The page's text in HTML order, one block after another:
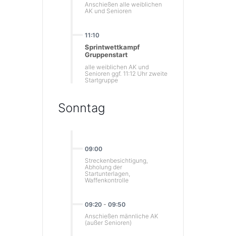
Anschießen alle weiblichen
AK und Senioren
11:10
Sprintwettkampf
Gruppenstart
alle weiblichen AK und
Senioren ggf. 11:12 Uhr zweite
Startgruppe
Sonntag
09:00
Streckenbesichtigung,
Abholung der
Startunterlagen,
Waffenkontrolle
09:20 - 09:50
Anschießen männliche AK
(außer Senioren)